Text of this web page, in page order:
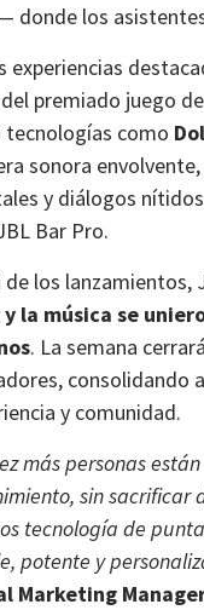
donde los
experiencias
premiado juego
tecnologías como
sonora
y diálogos
Bar Pro.
de los lanzamientos,
y la música se
. La semana
consolidando
y comunidad.
más personas
sin sacrificar
tecnología de
potente y
Marketing Manager